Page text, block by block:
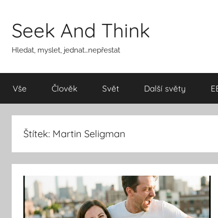
obsahu
Seek And Think
Hledat, myslet, jednat…nepřestat
Vše Člověk Svět Další světy
Štítek: Martin Seligman